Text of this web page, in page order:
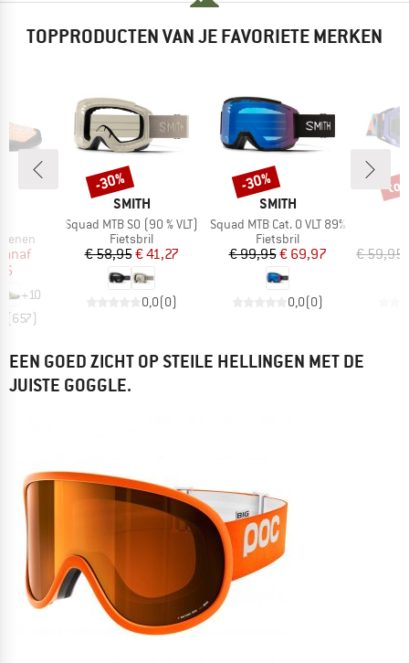
TOPPRODUCTEN VAN JE FAVORIETE MERKEN
prijs
+10
(657)
MERK
SMITH
Artikel
Squad MTB S0 (90 % VLT)
Productgroep
Fietsbril
Prijs
€ 58,95Verlaagde prijs
€ 41,27
0,0(0)
Korting
-30%
MERK
SMITH
Artikel
Squad MTB Cat. 0 VLT 89%
Productgroep
Fietsbril
Prijs
€ 99,95Verlaagde prijs
€ 69,97
0,0(0)
Korting
-30%
€ 59,95
tot
EEN GOED ZICHT OP STEILE HELLINGEN MET DE
JUISTE GOGGLE.